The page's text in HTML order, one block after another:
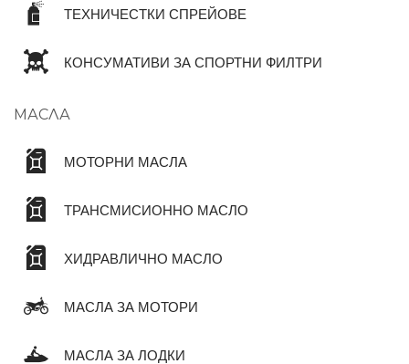
ТЕХНИЧЕСТКИ СПРЕЙОВЕ
КОНСУМАТИВИ ЗА СПОРТНИ ФИЛТРИ
МАСЛА
МОТОРНИ МАСЛА
ТРАНСМИСИОННО МАСЛО
ХИДРАВЛИЧНО МАСЛО
МАСЛА ЗА МОТОРИ
МАСЛА ЗА ЛОДКИ